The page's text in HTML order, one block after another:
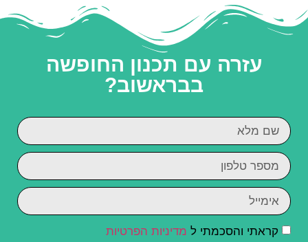
עזרה עם תכנון החופשה
בבראשוב?
קראתי והסכמתי ל מדיניות הפרטיות